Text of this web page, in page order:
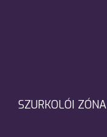
SZURKOLÓI ZÓNA